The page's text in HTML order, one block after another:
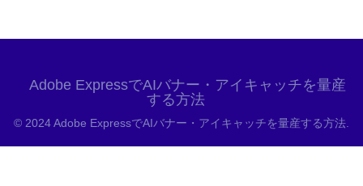
Adobe ExpressでAIバナー・アイキャッチを量産
する方法
© 2024 Adobe ExpressでAIバナー・アイキャッチを量産する方法.